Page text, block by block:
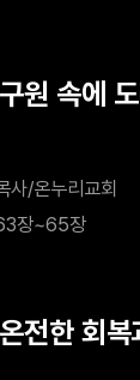
원 속에
사/온누리교회
장~65장
전한 회